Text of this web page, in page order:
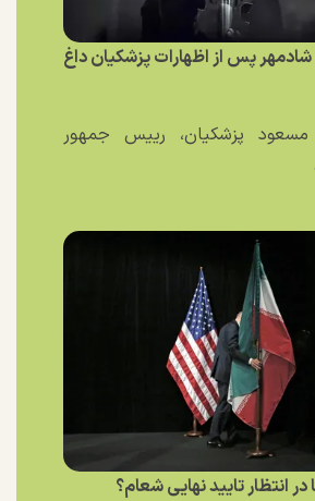
پس از اظهارات پزشکیان داغ
مسعود پزشکیان، رییس جمهور
در انتظار تایید نهایی شعام؟